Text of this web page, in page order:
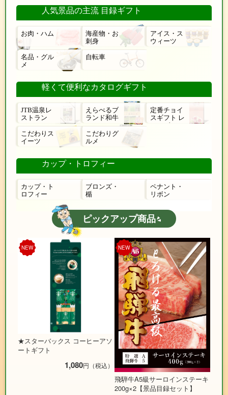
人気景品の主流 目録ギフト
お肉・ハム
海産物・お
刺身
アイス・ス
ウィーツ
名品・グル
メ
自転車
軽くて便利なカタログギフト
JTB温泉レ
ストラン
えらべるブ
ランド和牛
定番チョイ
スギフト レ
ローゼ
こだわりス
イーツ
こだわりグ
ルメ
カップ・トロフィー
カップ・ト
ロフィー
ブロンズ・
楯
ペナント・
リボン
ピックアップ商品
NEW
★スターバックス コーヒーアソ
ートギフト
1,080円（税込）
NEW
飛騨牛A5級サーロインステーキ
200g×2【景品目録セット】